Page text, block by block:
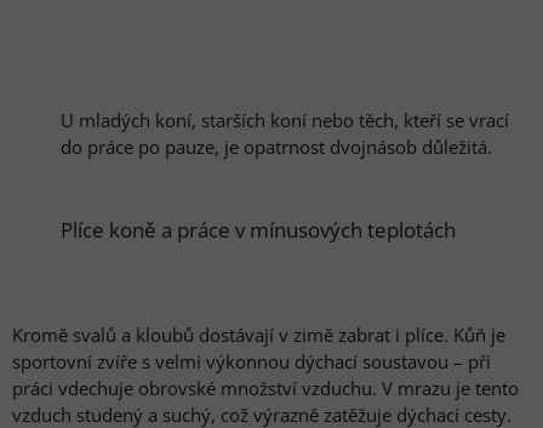
U mladých koní, starších koní nebo těch, kteří se vrací
do práce po pauze, je opatrnost dvojnásob důležitá.
Plíce koně a práce v mínusových teplotách
Kromě svalů a kloubů dostávají v zimě zabrat i plíce. Kůň je
sportovní zvíře s velmi výkonnou dýchací soustavou – při
práci vdechuje obrovské množství vzduchu. V mrazu je tento
vzduch studený a suchý, což výrazně zatěžuje dýchací cesty.